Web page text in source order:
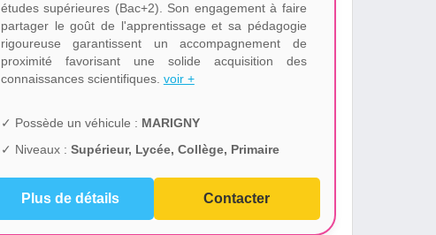
études supérieures (Bac+2). Son engagement à faire
partager le goût de l'apprentissage et sa pédagogie
rigoureuse garantissent un accompagnement de
proximité favorisant une solide acquisition des
connaissances scientifiques. voir +
✓ Possède un véhicule : MARIGNY
✓ Niveaux : Supérieur, Lycée, Collège, Primaire
Plus de détails Contacter